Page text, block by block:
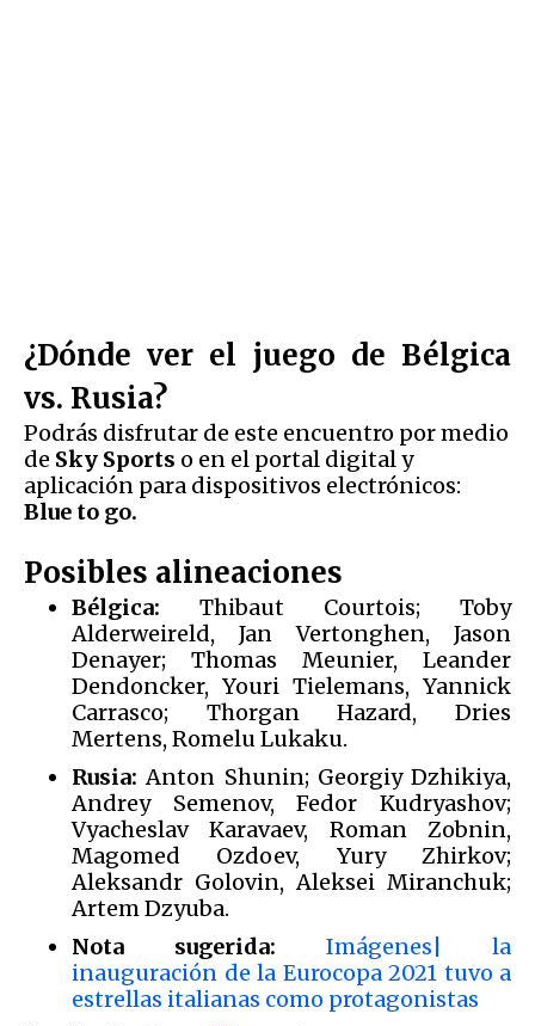
¿Dónde ver el juego de Bélgica
vs. Rusia?
Podrás disfrutar de este encuentro por medio
de Sky Sports o en el portal digital y
aplicación para dispositivos electrónicos:
Blue to go.
Posibles alineaciones
Bélgica: Thibaut Courtois; Toby
Alderweireld, Jan Vertonghen, Jason
Denayer; Thomas Meunier, Leander
Dendoncker, Youri Tielemans, Yannick
Carrasco; Thorgan Hazard, Dries
Mertens, Romelu Lukaku.
Rusia: Anton Shunin; Georgiy Dzhikiya,
Andrey Semenov, Fedor Kudryashov;
Vyacheslav Karavaev, Roman Zobnin,
Magomed Ozdoev, Yury Zhirkov;
Aleksandr Golovin, Aleksei Miranchuk;
Artem Dzyuba.
Nota sugerida:
Imágenes| la
inauguración de la Eurocopa 2021 tuvo a
estrellas italianas como protagonistas